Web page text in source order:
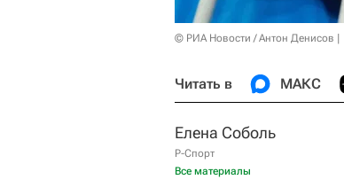
© РИА Новости / Антон Денисов
Читать в МАКС
Елена Соболь
Р-Спорт
Все материалы